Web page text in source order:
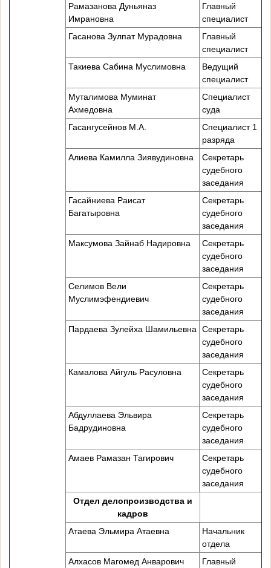
Рамазанова Дуньяназ
Имрановна
Главный
специалист
Гасанова Зулпат Мурадовна
Главный
специалист
Такиева Сабина Муслимовна
Ведущий
специалист
Муталимова Муминат
Ахмедовна
Специалист
суда
Гасангусейнов М.А.
Специалист 1
разряда
Алиева Камилла Зиявудиновна
Секретарь
судебного
заседания
Гасайниева Раисат
Багатыровна
Секретарь
судебного
заседания
Максумова Зайнаб Надировна
Секретарь
судебного
заседания
Селимов Вели
Муслимэфендиевич
Секретарь
судебного
заседания
Пардаева Зулейха Шамильевна
Секретарь
судебного
заседания
Камалова Айгуль Расуловна
Секретарь
судебного
заседания
Абдуллаева Эльвира
Бадрудиновна
Секретарь
судебного
заседания
Амаев Рамазан Тагирович
Секретарь
судебного
заседания
Отдел делопроизводства и
кадров
Атаева Эльмира Атаевна
Начальник
отдела
Алхасов Магомед Анварович
Главный